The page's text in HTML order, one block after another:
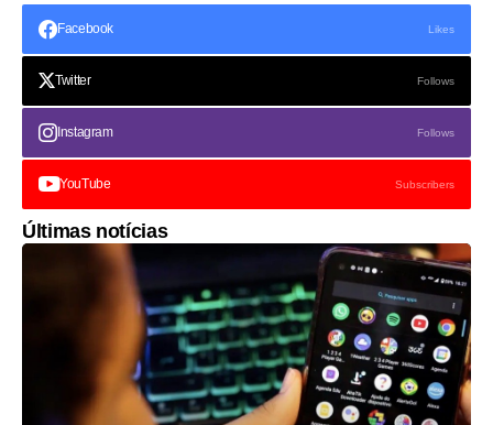
Facebook Likes
Twitter Follows
Instagram Follows
YouTube Subscribers
Últimas notícias